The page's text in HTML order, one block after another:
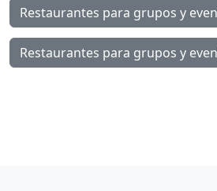
Restaurantes para grupos y
Restaurantes para grupos y